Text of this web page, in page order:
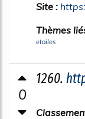
Site :
Thèmes
etoiles
0
1260.